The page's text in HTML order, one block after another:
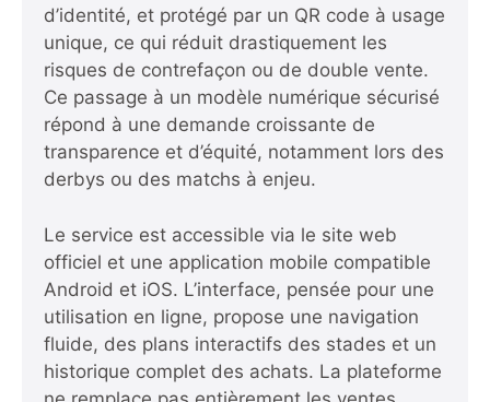
d’identité, et protégé par un QR code à usage
unique, ce qui réduit drastiquement les
risques de contrefaçon ou de double vente.
Ce passage à un modèle numérique sécurisé
répond à une demande croissante de
transparence et d’équité, notamment lors des
derbys ou des matchs à enjeu.
Le service est accessible via le site web
officiel et une application mobile compatible
Android et iOS. L’interface, pensée pour une
utilisation en ligne, propose une navigation
fluide, des plans interactifs des stades et un
historique complet des achats. La plateforme